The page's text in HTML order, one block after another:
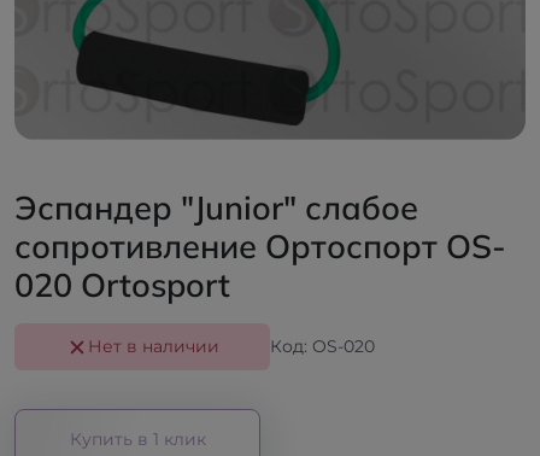
Эспандер "Junior" слабое
сопротивление Ортоспорт OS-
020 Ortosport
Нет в наличии Код: OS-020
Купить в 1 клик